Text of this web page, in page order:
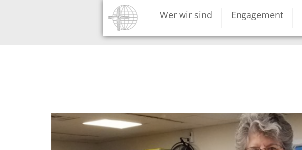
Hauptnavigation
Wer wir sind Engagement